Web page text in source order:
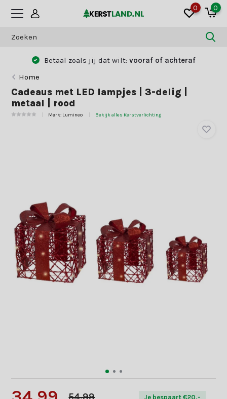
0 0
Betaal zoals jij dat wilt: vooraf of achteraf
Home
Cadeaus met LED lampjes | 3-delig |
metaal | rood
Merk: Lumineo Bekijk alles Kerstverlichting
Je bespaart €20,-